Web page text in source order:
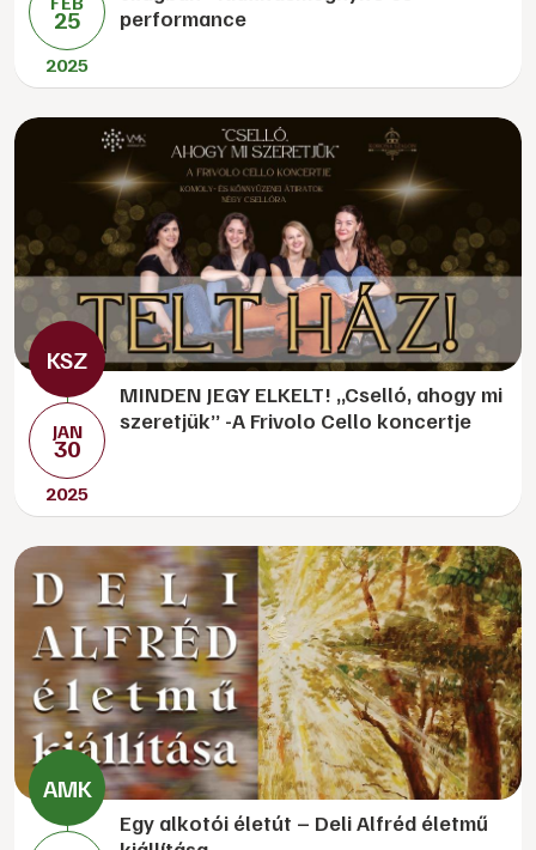
25
2025
performance
JAN
30
2025
MINDEN JEGY ELKELT! „Cselló, ahogy mi
szeretjük” -A Frivolo Cello koncertje
Egy alkotói életút – Deli Alfréd életmű